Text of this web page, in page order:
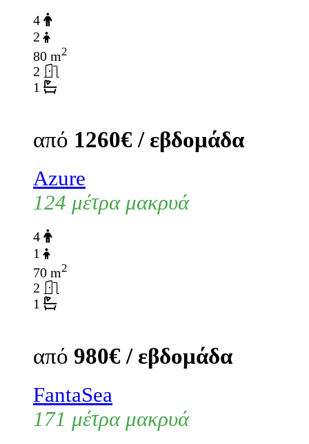
4
2
80 m2
2
1
από 1260€ / εβδομάδα
Azure
124 μέτρα μακρυά
4
1
70 m2
2
1
από 980€ / εβδομάδα
FantaSea
171 μέτρα μακρυά